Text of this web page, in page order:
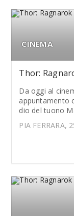
CINEMA
Thor:
Da oggi al
appuntamento
dio del tuono
PIA FERRARA,